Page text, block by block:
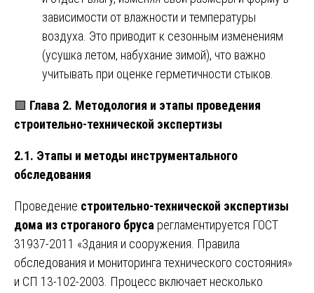
зависимости от влажности и температуры
воздуха. Это приводит к сезонным изменениям
(усушка летом, набухание зимой), что важно
учитывать при оценке герметичности стыков.
🟩 Глава 2. Методология и этапы проведения
строительно-технической экспертизы
2.1. Этапы и методы инструментального
обследования
Проведение строительно-технической экспертизы
дома из строганого бруса регламентируется ГОСТ
31937-2011 «Здания и сооружения. Правила
обследования и мониторинга технического состояния»
и СП 13-102-2003. Процесс включает несколько